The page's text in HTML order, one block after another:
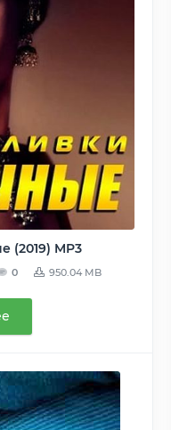
(2019) MP3
0 950.04 MB